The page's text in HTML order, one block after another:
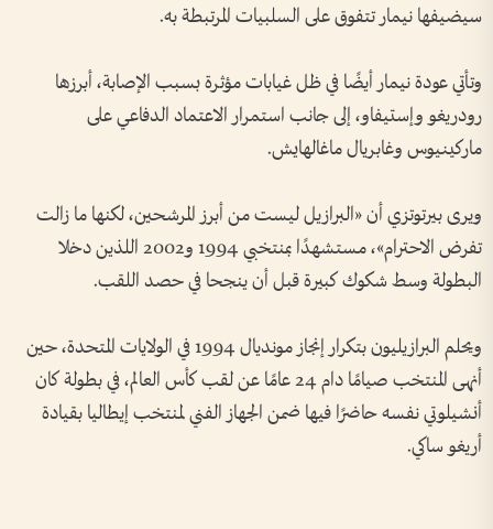
سيضيفها نيمار تتفوق على السلبيات المرتبطة به.
وتأتي عودة نيمار أيضًا في ظل غيابات مؤثرة بسبب الإصابة، أبرزها
رودريغو وإستيفاو، إلى جانب استمرار الاعتماد الدفاعي على
ماركينيوس وغابريال ماغالهايش.
ويرى بيرتوتزي أن «البرازيل ليست من أبرز المرشحين، لكنها ما زالت
تفرض الاحترام»، مستشهدًا بمنتخبي 1994 و2002 اللذين دخلا
البطولة وسط شكوك كبيرة قبل أن ينجحا في حصد اللقب.
ويحلم البرازيليون بتكرار إنجاز مونديال 1994 في الولايات المتحدة، حين
أنهى المنتخب صيامًا دام 24 عامًا عن لقب كأس العالم، في بطولة كان
أنشيلوتي نفسه حاضرًا فيها ضمن الجهاز الفني لمنتخب إيطاليا بقيادة
أريغو ساكي.